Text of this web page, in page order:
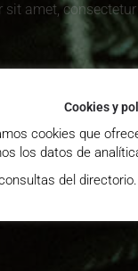
sit amet,
Cookies y
cookies que
los datos de
del directorio.